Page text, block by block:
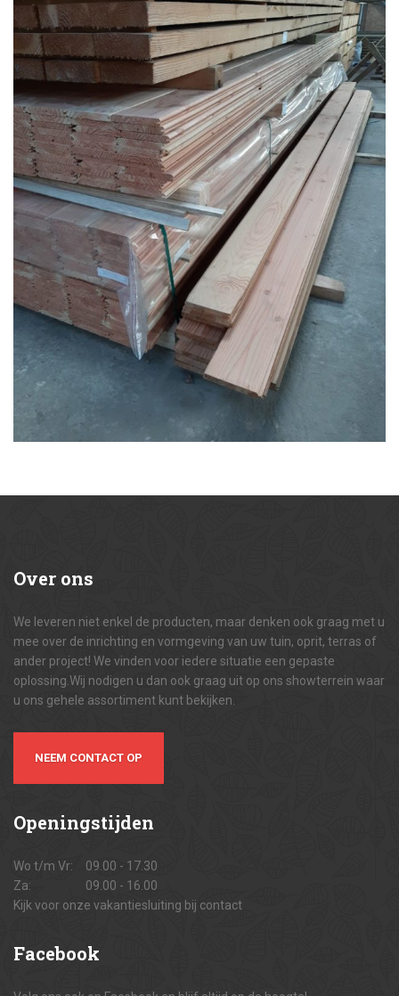
Over ons
We leveren niet enkel de producten, maar denken ook graag met u
mee over de inrichting en vormgeving van uw tuin, oprit, terras of
ander project! We vinden voor iedere situatie een gepaste
oplossing.Wij nodigen u dan ook graag uit op ons showterrein waar
u ons gehele assortiment kunt bekijken.
NEEM CONTACT OP
Openingstijden
Wo t/m Vr:
09.00 - 17.30
Za:
09.00 - 16.00
Kijk voor onze vakantiesluiting bij contact
Facebook